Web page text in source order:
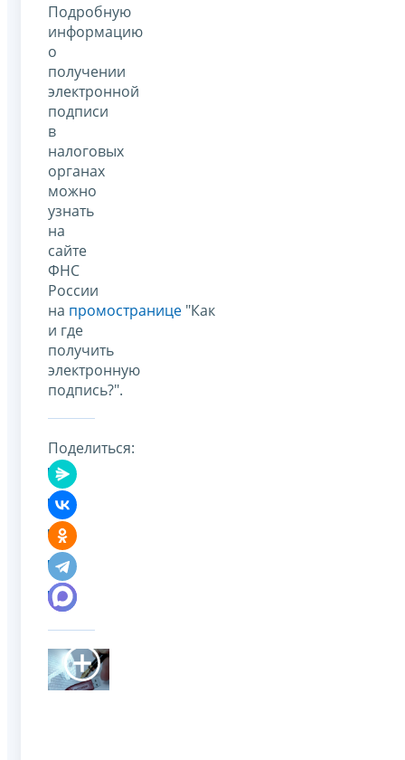
Подробную
информацию
о
получении
электронной
подписи
в
налоговых
органах
можно
узнать
на
сайте
ФНС
России
на промостранице "Как
и где
получить
электронную
подпись?".
Поделиться: